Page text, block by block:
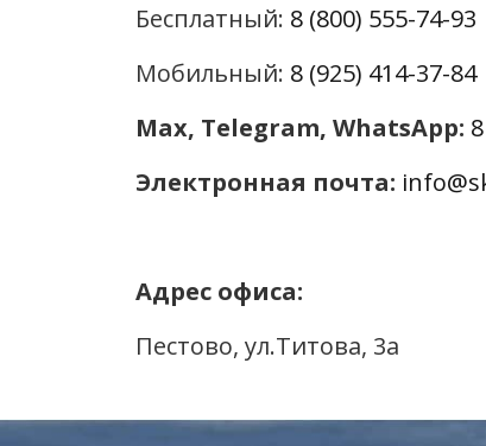
Бесплатный: 8 (800) 555-74-93
Мобильный: 8 (925) 414-37-84
Max, Telegram, WhatsApp:
Электронная почта:
Адрес офиса:
Пестово, ул.Титова, 3а